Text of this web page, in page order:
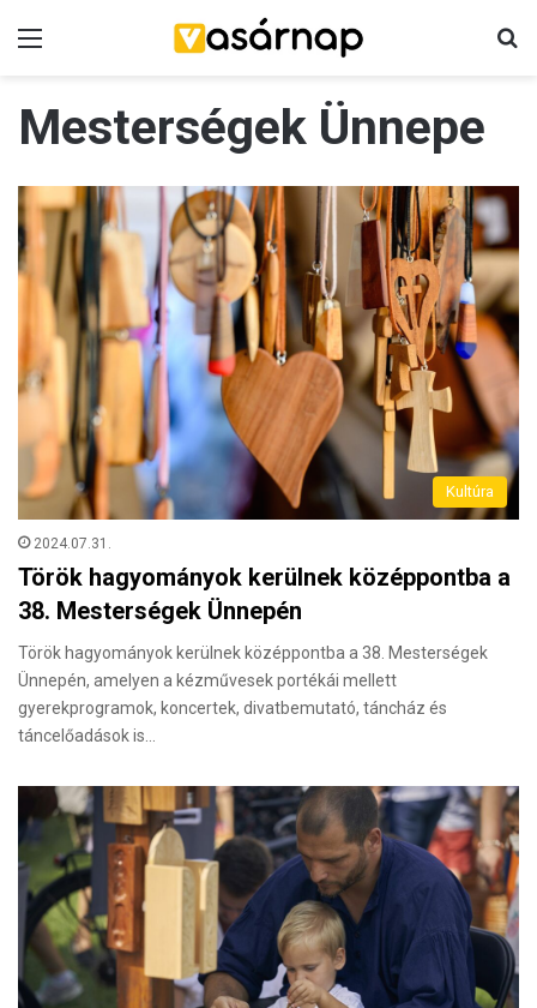
Mesterségek Ünnepe
Kultúra
2024.07.31.
Török hagyományok kerülnek középpontba a
38. Mesterségek Ünnepén
Török hagyományok kerülnek középpontba a 38. Mesterségek
Ünnepén, amelyen a kézművesek portékái mellett
gyerekprogramok, koncertek, divatbemutató, táncház és
táncelőadások is…